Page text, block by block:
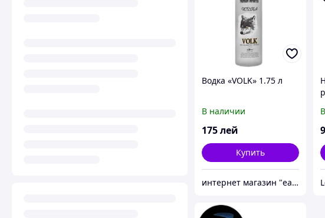
Водка «VOLK» 1.75 л
В наличии
175лей
Купить
интернет магазин "easy buy"